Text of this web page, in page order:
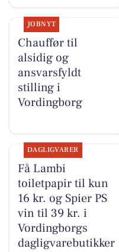
JOBNYT
Chauffør til
alsidig og
ansvarsfyldt
stilling i
Vordingborg
DAGLIGVARER
Få Lambi
toiletpapir til kun
16 kr. og Spier PS
vin til 39 kr. i
Vordingborgs
dagligvarebutikker